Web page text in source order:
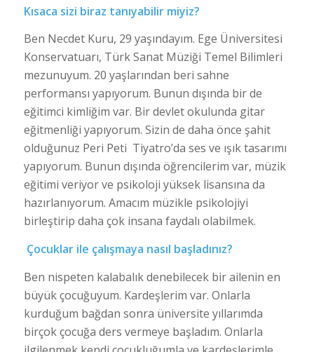
Kısaca sizi biraz tanıyabilir miyiz?
Ben Necdet Kuru, 29 yaşındayım. Ege Üniversitesi
Konservatuarı, Türk Sanat Müziği Temel Bilimleri
mezunuyum. 20 yaşlarından beri sahne
performansı yapıyorum. Bunun dışında bir de
eğitimci kimliğim var. Bir devlet okulunda gitar
eğitmenliği yapıyorum. Sizin de daha önce şahit
olduğunuz Peri Peti Tiyatro’da ses ve ışık tasarımı
yapıyorum. Bunun dışında öğrencilerim var, müzik
eğitimi veriyor ve psikoloji yüksek lisansına da
hazırlanıyorum. Amacım müzikle psikolojiyi
birleştirip daha çok insana faydalı olabilmek.
Çocuklar ile çalışmaya nasıl başladınız?
Ben nispeten kalabalık denebilecek bir ailenin en
büyük çocuğuyum. Kardeşlerim var. Onlarla
kurduğum bağdan sonra üniversite yıllarımda
birçok çocuğa ders vermeye başladım. Onlarla